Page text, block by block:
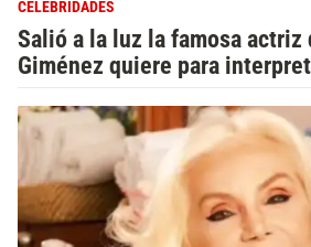
CELEBRIDADES
Salió a la luz la famosa actriz
Giménez quiere para